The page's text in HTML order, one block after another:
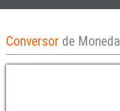
Conversor de Moneda